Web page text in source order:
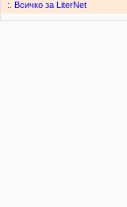
:. Всичко за LiterNet